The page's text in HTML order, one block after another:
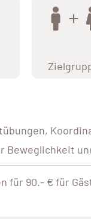
Beweglichkeit
für 90.- € für